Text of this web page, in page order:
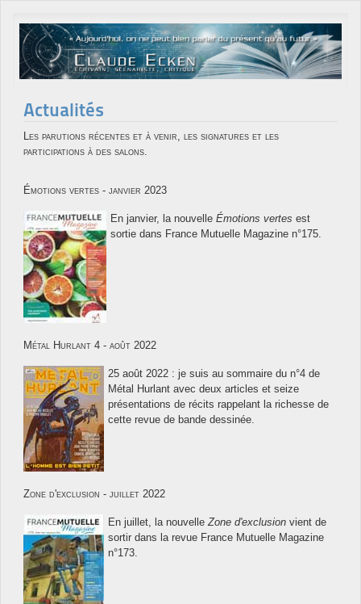
Actualités
Les parutions récentes et à venir, les signatures et les
participations à des salons.
Émotions vertes - janvier 2023
En janvier, la nouvelle Émotions vertes est
sortie dans France Mutuelle Magazine n°175.
Métal Hurlant 4 - août 2022
25 août 2022 : je suis au sommaire du n°4 de
Métal Hurlant avec deux articles et seize
présentations de récits rappelant la richesse de
cette revue de bande dessinée.
Zone d'exclusion - juillet 2022
En juillet, la nouvelle Zone d'exclusionvient de
sortir dans la revue France Mutuelle Magazine
n°173.